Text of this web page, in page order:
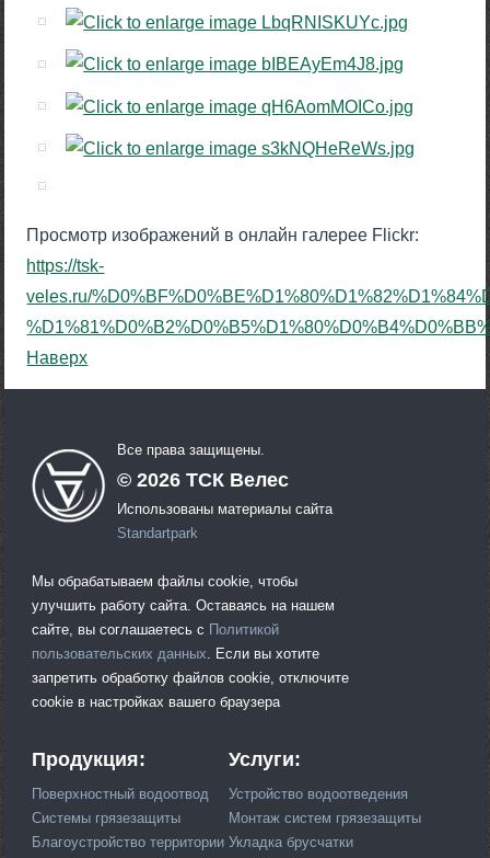
Просмотр изображений в онлайн галерее Flickr:
https://tsk-
veles.ru/
Наверх
Все права защищены.
©2026 ТСК Велес
Использованы материалы сайта
Standartpark
Мы обрабатываем файлы cookie, чтобы
улучшить работу сайта. Оставаясь на нашем
сайте, вы соглашаетесь с Политикой
пользовательских данных. Если вы хотите
запретить обработку файлов cookie, отключите
cookie в настройках вашего браузера
Продукция:
Поверхностный водоотвод
Системы грязезащиты
Благоустройство территории
Услуги:
Устройство водоотведения
Монтаж систем грязезащиты
Укладка брусчатки